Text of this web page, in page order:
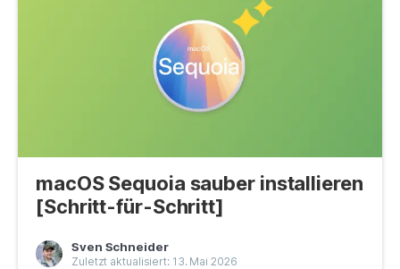
macOS Sequoia sauber installieren
[Schritt-für-Schritt]
Sven Schneider
Zuletzt aktualisiert: 13. Mai 2026